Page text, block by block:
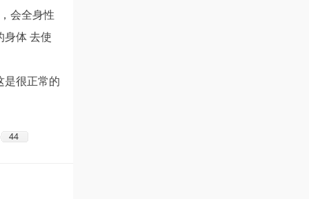
会全身性
身体 去使
是很正常的
44